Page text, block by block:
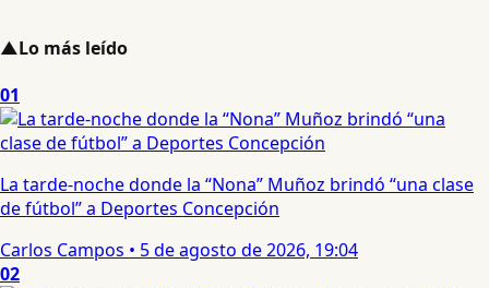
▲Lo más leído
01
La tarde-noche donde la “Nona” Muñoz brindó “una clase
de fútbol” a Deportes Concepción
Carlos Campos • 5 de agosto de 2026, 19:04
02